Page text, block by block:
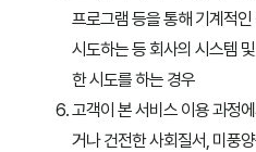
프로그램 등을 통해 기계적
시도하는 등 회사의 시스템
한 시도를 하는 경우
고객이 본 서비스 이용 과정
거나 건전한 사회질서, 미풍